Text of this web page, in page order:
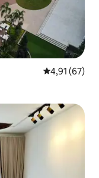
Gemiddelde
4,91 (67)